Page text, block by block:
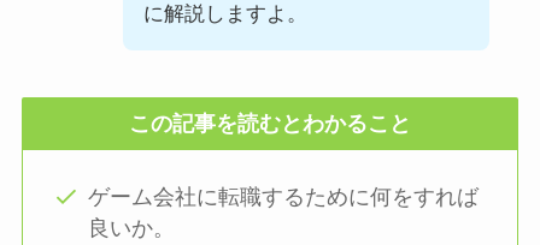
に解説しますよ。
この記事を読むとわかること
ゲーム会社に転職するために何をすれば
良いか。